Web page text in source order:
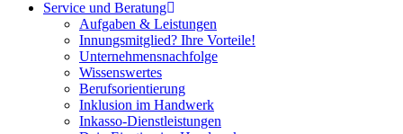
Service und Beratung
Aufgaben & Leistungen
Innungsmitglied? Ihre Vorteile!
Unternehmensnachfolge
Wissenswertes
Berufsorientierung
Inklusion im Handwerk
Inkasso-Dienstleistungen